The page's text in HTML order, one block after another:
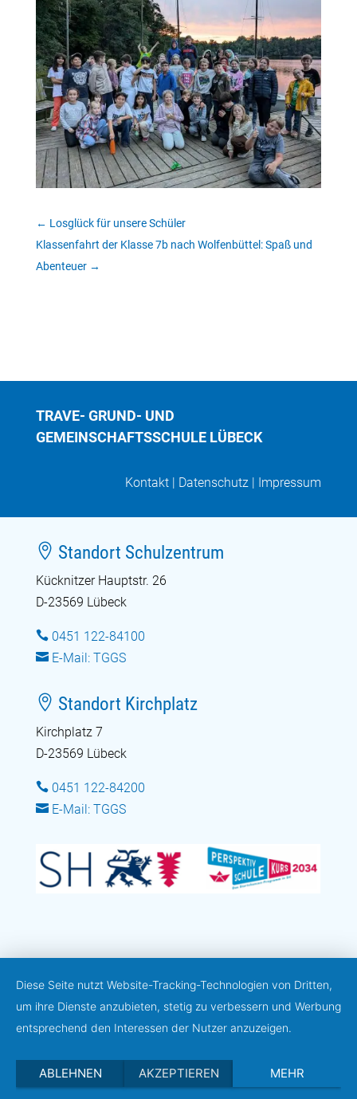
← Losglück für unsere Schüler
Klassenfahrt der Klasse 7b nach Wolfenbüttel: Spaß und
Abenteuer→
TRAVE- GRUND- UND
GEMEINSCHAFTSSCHULE LÜBECK
Kontakt | Datenschutz | Impressum
 Standort Schulzentrum
Kücknitzer Hauptstr. 26
D-23569 Lübeck
 0451 122-84100
 E-Mail: TGGS
 Standort Kirchplatz
Kirchplatz 7
D-23569 Lübeck
 0451 122-84200
 E-Mail: TGGS
Diese Seite nutzt Website-Tracking-Technologien von Dritten,
um ihre Dienste anzubieten, stetig zu verbessern und Werbung
entsprechend den Interessen der Nutzer anzuzeigen.
ABLEHNEN AKZEPTIEREN MEHR